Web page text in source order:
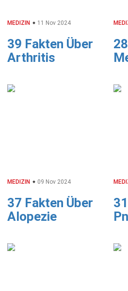
MEDIZIN 11 Nov 2024
39 Fakten Über
Arthritis
MEDIZIN 09 Nov 2024
37 Fakten Über
Alopezie